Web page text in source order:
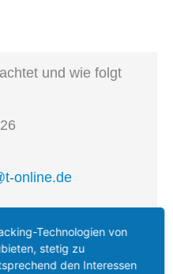
und wie folgt
online.de
3606498016345342/
Technologien von
stetig zu
den Interessen